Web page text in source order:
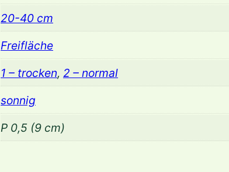
20-40 cm
Freifläche
1 – trocken, 2 – normal
sonnig
P 0,5 (9 cm)